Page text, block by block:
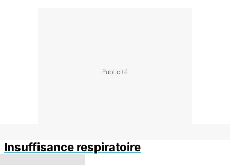
Insuffisance respiratoire